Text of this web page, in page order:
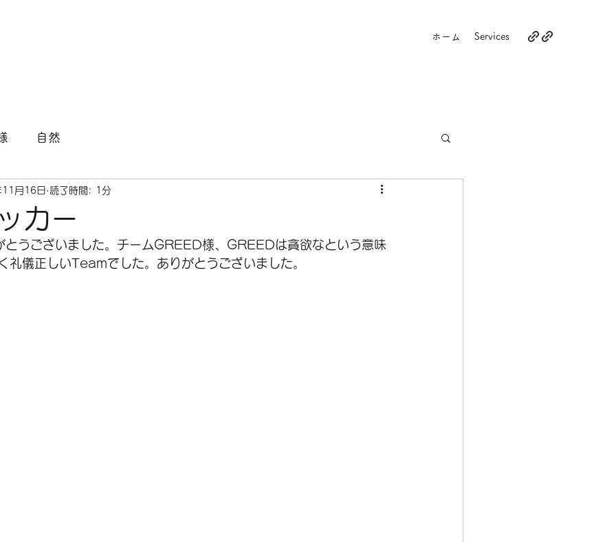
ホーム Services
自然
カー
月16日 読了時間: 1分
とうございました。チームGREED様、GREEDは貪欲なという意味
礼儀正しいTeamでした。ありがとうございました。